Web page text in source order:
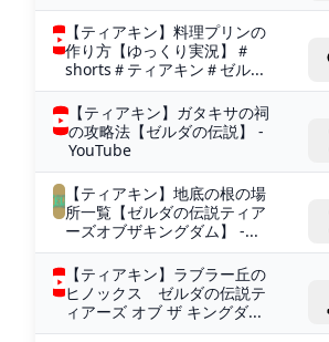
【ティアキン】料理プリンの
作り方【ゆっくり実況】＃
shorts＃ティアキン＃ゼル...
【ティアキン】ガタキサの祠
の攻略法【ゼルダの伝説】 -
YouTube
【ティアキン】地底の根の場
所一覧【ゼルダの伝説ティア
ーズオブザキングダム】 -...
【ティアキン】ラブラー丘の
ヒノックス ゼルダの伝説テ
ィアーズ オブ ザ キングダ...